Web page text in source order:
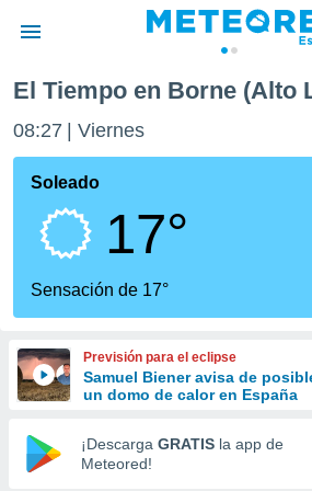
de
por
que se
calidad.
a este
las
y
forma
digital
basada
El Tiempo en Borne (Alto
08:28 Viernes
Soleado
17°
Sensación de 17°
Previsión para el eclipse
Samuel Biener avisa de
un domo de calor en España
¡Descarga GRATIS la app de
Meteored!